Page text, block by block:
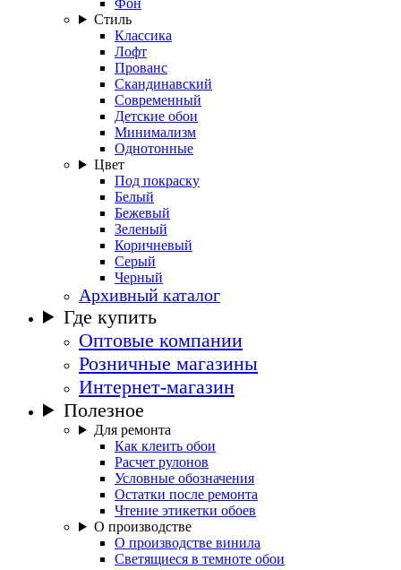
Фон
Стиль
Классика
Лофт
Прованс
Скандинавский
Современный
Детские обои
Минимализм
Однотонные
Цвет
Под покраску
Белый
Бежевый
Зеленый
Коричневый
Серый
Черный
Архивный каталог
Где купить
Оптовые компании
Розничные магазины
Интернет-магазин
Полезное
Для ремонта
Как клеить обои
Расчет рулонов
Условные обозначения
Остатки после ремонта
Чтение этикетки обоев
О производстве
О производстве винила
Светящиеся в темноте обои